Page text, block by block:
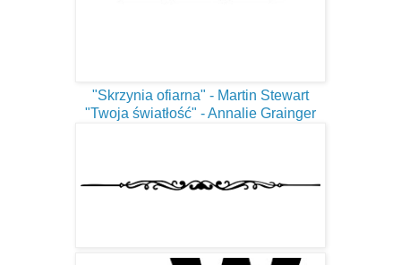
"Skrzynia ofiarna" - Martin Stewart
"Twoja światłość" - Annalie Grainger